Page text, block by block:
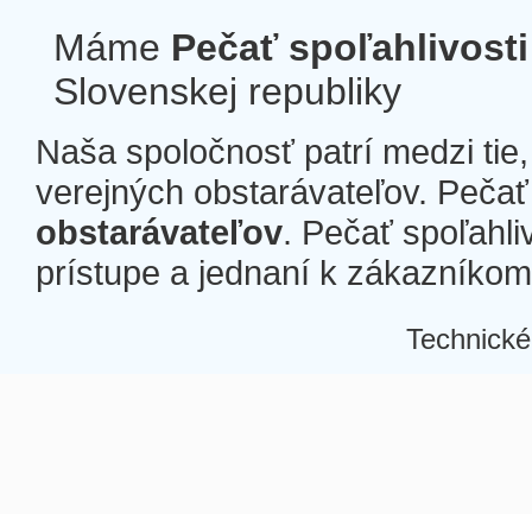
Máme Pečať spoľahlivosti
Slovenskej republiky
Naša spoločnosť patrí medzi
verejných obstarávateľov.
obstarávateľov. Pečať
prístupe a jednaní k